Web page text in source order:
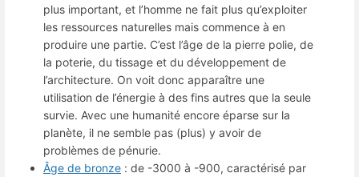
plus important, et l’homme ne fait plus qu’exploiter
les ressources naturelles mais commence à en
produire une partie. C’est l’âge de la pierre polie, de
la poterie, du tissage et du développement de
l’architecture. On voit donc apparaître une
utilisation de l’énergie à des fins autres que la seule
survie. Avec une humanité encore éparse sur la
planète, il ne semble pas (plus) y avoir de
problèmes de pénurie.
Âge de bronze : de -3000 à -900, caractérisé par